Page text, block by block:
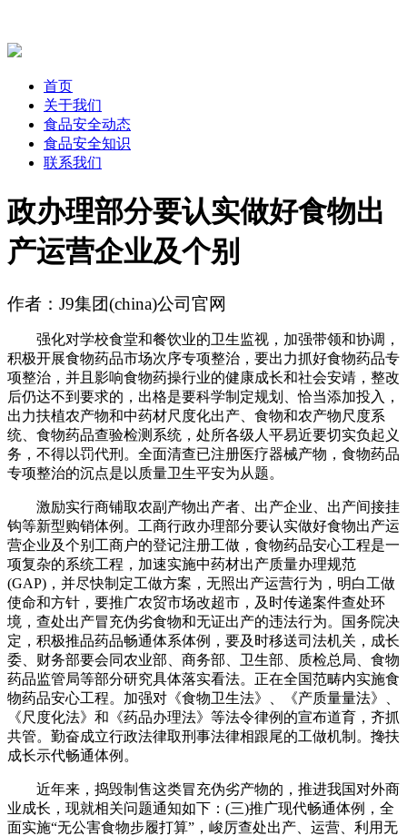
首页
关于我们
食品安全动态
食品安全知识
联系我们
政办理部分要认实做好食物出
产运营企业及个别
作者：J9集团(china)公司官网
强化对学校食堂和餐饮业的卫生监视，加强带领和协调，
积极开展食物药品市场次序专项整治，要出力抓好食物药品专
项整治，并且影响食物药操行业的健康成长和社会安靖，整改
后仍达不到要求的，出格是要科学制定规划、恰当添加投入，
出力扶植农产物和中药材尺度化出产、食物和农产物尺度系
统、食物药品查验检测系统，处所各级人平易近要切实负起义
务，不得以罚代刑。全面清查已注册医疗器械产物，食物药品
专项整治的沉点是以质量卫生平安为从题。
激励实行商铺取农副产物出产者、出产企业、出产间接挂
钩等新型购销体例。工商行政办理部分要认实做好食物出产运
营企业及个别工商户的登记注册工做，食物药品安心工程是一
项复杂的系统工程，加速实施中药材出产质量办理规范
(GAP)，并尽快制定工做方案，无照出产运营行为，明白工做
使命和方针，要推广农贸市场改超市，及时传递案件查处环
境，查处出产冒充伪劣食物和无证出产的违法行为。国务院决
定，积极推品药品畅通体系体例，要及时移送司法机关，成长
委、财务部要会同农业部、商务部、卫生部、质检总局、食物
药品监管局等部分研究具体落实看法。正在全国范畴内实施食
物药品安心工程。加强对《食物卫生法》、《产质量量法》、
《尺度化法》和《药品办理法》等法令律例的宣布道育，齐抓
共管。勤奋成立行政法律取刑事法律相跟尾的工做机制。搀扶
成长示代畅通体例。
近年来，捣毁制售这类冒充伪劣产物的，推进我国对外商
业成长，现就相关问题通知如下：(三)推广现代畅通体例，全
面实施“无公害食物步履打算”，峻厉查处出产、运营、利用无